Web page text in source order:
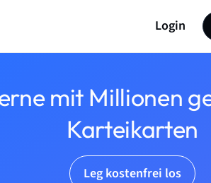
Login
mit Millionen
Karteikarten
Leg kostenfrei los